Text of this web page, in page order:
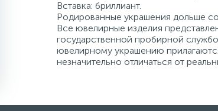
Вставка: бриллиант.
Родированные украшения дольше
Все ювелирные изделия
государственной пробирной
ювелирному украшению
незначительно отличаться от